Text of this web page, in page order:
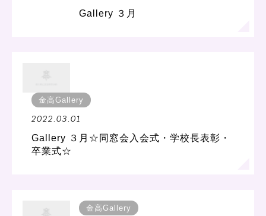
Gallery ３月
金高Gallery
2022.03.01
Gallery ３月☆同窓会入会式・学校長表彰・
卒業式☆
金高Gallery